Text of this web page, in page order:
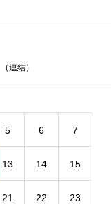
連結）
5 6 7
13 14 15
21 22 23